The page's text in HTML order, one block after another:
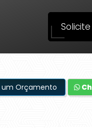
um Orçamento